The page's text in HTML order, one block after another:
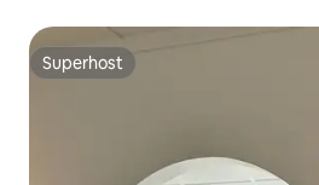
Superhost
Superhost